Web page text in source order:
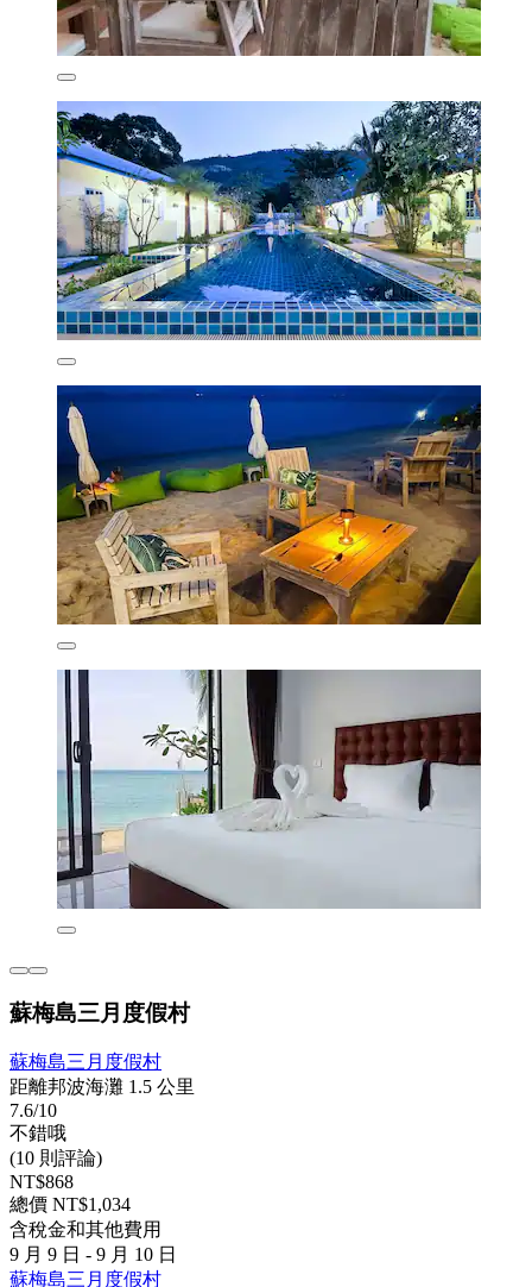
蘇梅島三月度假村
蘇梅島三月度假村
距離邦波海灘 1.5 公里
7.6/10
不錯哦
(10 則評論)
NT$868
總價 NT$1,034
含稅金和其他費用
9 月 9 日 - 9 月 10 日
蘇梅島三月度假村